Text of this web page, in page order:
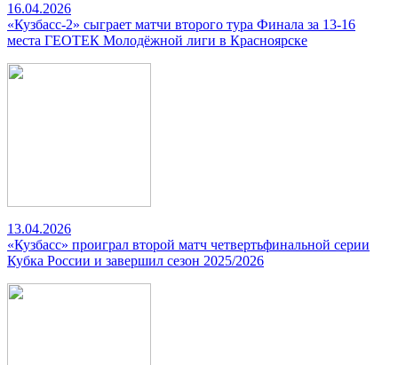
16.04.2026
«Кузбасс-2» сыграет матчи второго тура Финала за 13-16
места ГЕОТЕК Молодёжной лиги в Красноярске
13.04.2026
«Кузбасс» проиграл второй матч четвертьфинальной серии
Кубка России и завершил сезон 2025/2026